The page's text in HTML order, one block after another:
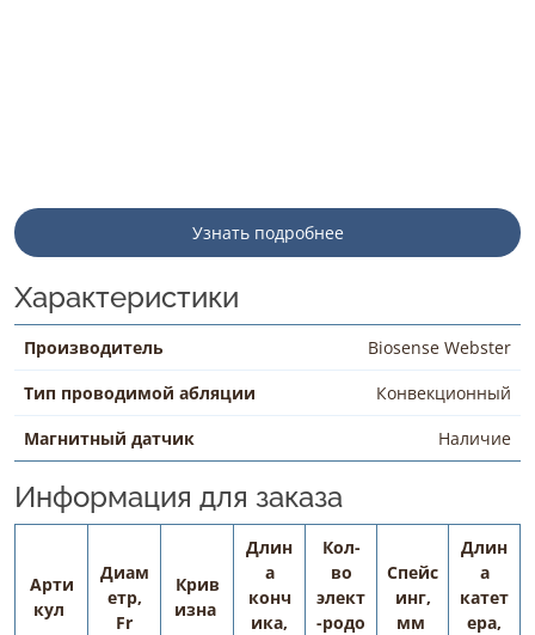
Узнать подробнее
Характеристики
Производитель
Biosense Webster
Тип проводимой абляции
Конвекционный
Магнитный датчик
Наличие
Информация для заказа
Арти
кул
Диам
етр,
Fr
Крив
изна
Длин
а
конч
ика,
Кол-
во
элект
-родо
Спейс
инг,
мм
Длин
а
катет
ера,